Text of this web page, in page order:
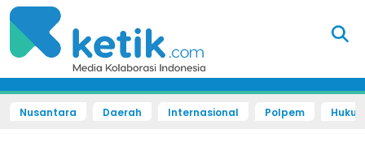
Nusantara Daerah Internasional Polpem